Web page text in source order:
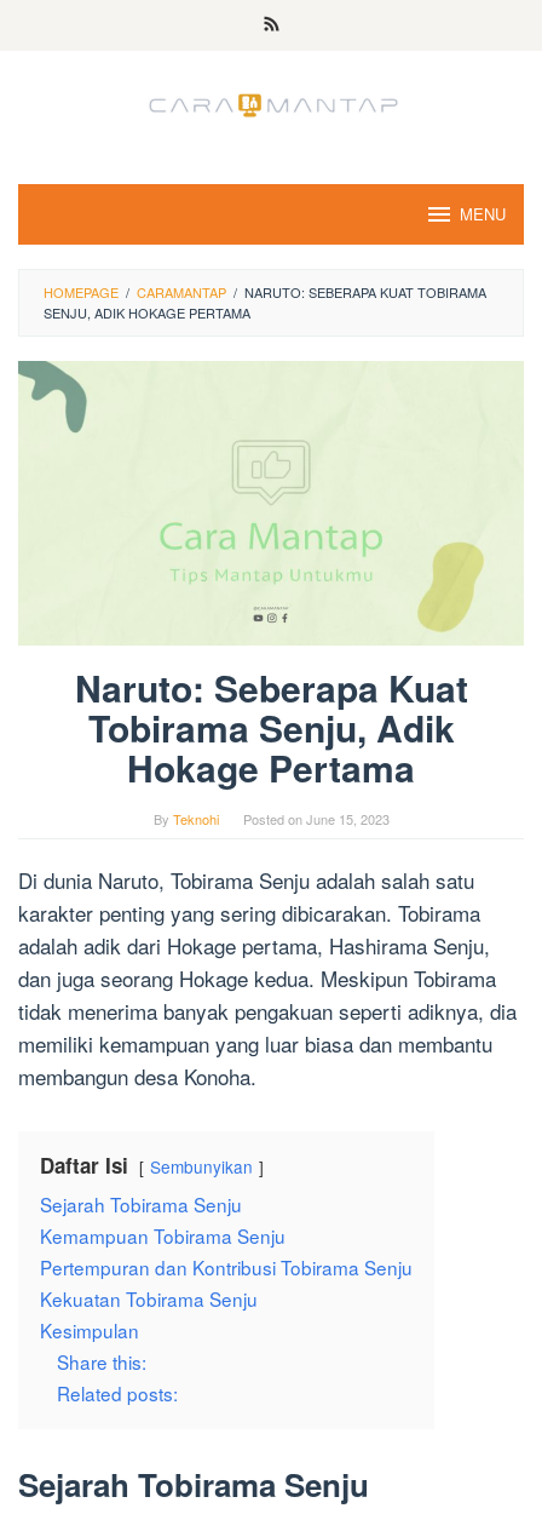
MENU
HOMEPAGE / CARAMANTAP / NARUTO: SEBERAPA KUAT TOBIRAMA
SENJU, ADIK HOKAGE PERTAMA
Naruto: Seberapa Kuat
Tobirama Senju, Adik
Hokage Pertama
By Teknohi Posted onJune 15, 2023
Di dunia Naruto, Tobirama Senju adalah salah satu
karakter penting yang sering dibicarakan. Tobirama
adalah adik dari Hokage pertama, Hashirama Senju,
dan juga seorang Hokage kedua. Meskipun Tobirama
tidak menerima banyak pengakuan seperti adiknya, dia
memiliki kemampuan yang luar biasa dan membantu
membangun desa Konoha.
Daftar Isi Sembunyikan
Sejarah Tobirama Senju
Kemampuan Tobirama Senju
Pertempuran dan Kontribusi Tobirama Senju
Kekuatan Tobirama Senju
Kesimpulan
Share this:
Related posts:
Sejarah Tobirama Senju